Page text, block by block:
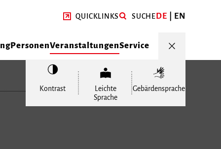
QUICKLINKS SUCHEDE EN
PersonenVeranstaltungenService
Kontrast
Leichte
Sprache
Gebärdensprache